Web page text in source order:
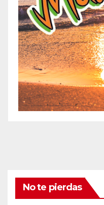
No te pierdas